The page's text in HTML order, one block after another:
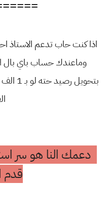
اذا كنت حاب تدعم الاستاذ
وماعندك حساب باي بال
دعمك النا هو سر
قدم